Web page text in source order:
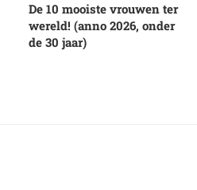
De 10 mooiste vrouwen ter
wereld! (anno 2026, onder
de 30 jaar)